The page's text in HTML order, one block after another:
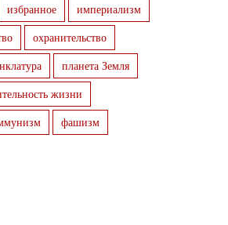
избранное
империализм
охранительство
планета Земля
жизни
фашизм